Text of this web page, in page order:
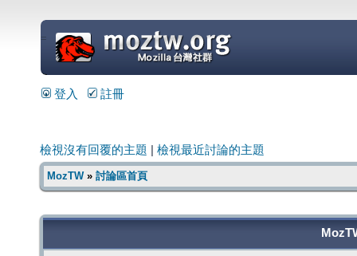
=
登入 註冊
檢視沒有回覆的主題 檢視最近討論的主題
MozTW» 討論區首頁